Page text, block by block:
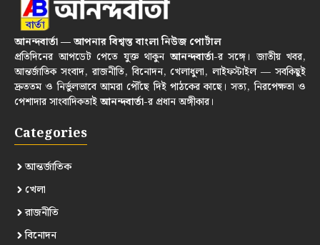
আনন্দবার্তা — আপনার বিশ্বস্ত বাংলা নিউজ পোর্টাল
প্রতিদিনের আপডেট পেতে যুক্ত থাকুনআনন্দবার্তা-র সঙ্গে। জাতীয় খবর,
আন্তর্জাতিক সংবাদ, রাজনীতি, বিনোদন, খেলাধুলা, লাইফস্টাইল — সবকিছুই
দ্রুততম ও নির্ভুলভাবে আমরা পৌঁছে দিই পাঠকের কাছে। সত্য, নিরপেক্ষতা ও
পেশাদার সাংবাদিকতাইআনন্দবার্তা-র প্রধান অঙ্গীকার।
Categories
আন্তর্জাতিক
খেলা
রাজনীতি
বিনোদন